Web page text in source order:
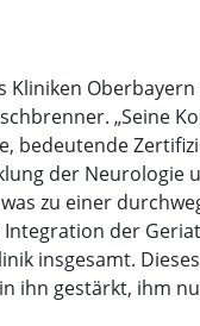
Kliniken
„Seine
bedeutende
der Neurologie
zu einer
der
insgesamt.
ihn gestärkt, ihm